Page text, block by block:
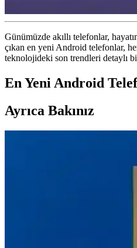
Günümüzde akıllı telefonlar,
çıkan en yeni Android telefonlar,
teknolojideki son trendleri detaylı
En Yeni Android
Ayrıca Bakınız
Samsung Galaxy Android
Samsung Galaxy cihazlarda